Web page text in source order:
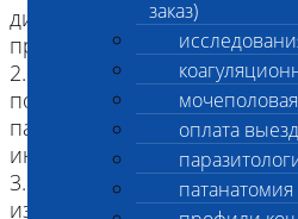
заказ)
оплата
патанатомия
диагнозов,
при оформлении Заказа).
2. Исследование 1-ой
по результатам вскрытия
патоморфолога при
инфекционное
3. Морфологическое
из внутренних полостей